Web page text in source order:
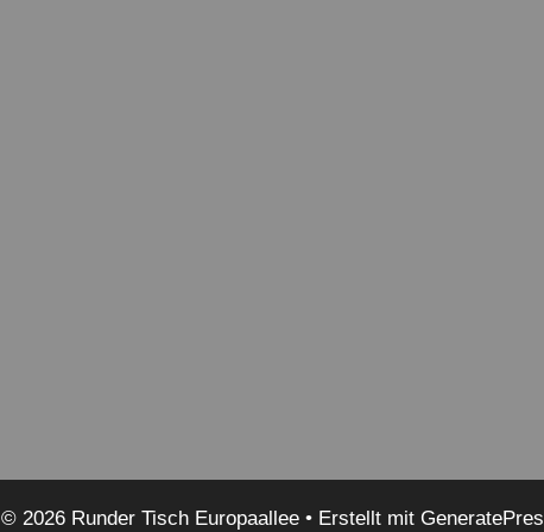
© 2026 Runder Tisch Europaallee • Erstellt mit